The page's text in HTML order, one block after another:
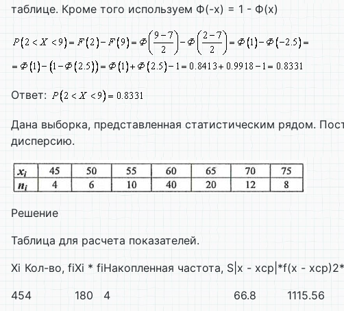
таблице. Кроме того используем Ф(-х) = 1 - Ф(х)
Ответ:
Дана выборка, представленная статистическим рядом.
дисперсию.
Решение
Таблица для расчета показателей.
Xi Кол-во, fiXi * fiНакопленная частота, S |x - xср|*f(x -
454 180 4 66.8 1115.56